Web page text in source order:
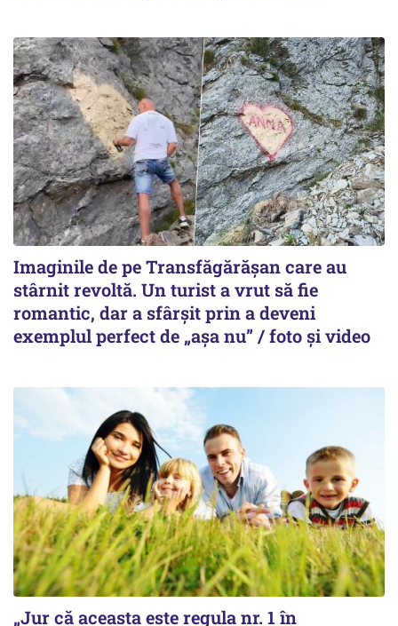
Imaginile de pe Transfăgărășan care au
stârnit revoltă. Un turist a vrut să fie
romantic, dar a sfârșit prin a deveni
exemplul perfect de „așa nu” / foto și video
„Jur că aceasta este regula nr. 1 în